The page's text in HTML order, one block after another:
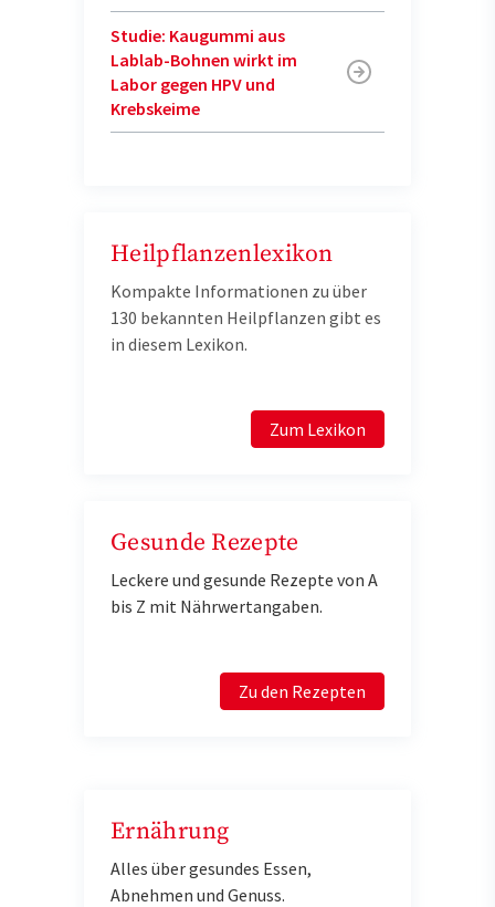
Studie: Kaugummi aus
Lablab-Bohnen wirkt im
Labor gegen HPV und
Krebskeime
Heilpflanzenlexikon
Kompakte Informationen zu über
130 bekannten Heilpflanzen gibt es
in diesem Lexikon.
Zum Lexikon
Gesunde Rezepte
Leckere und gesunde Rezepte von A
bis Z mit Nährwertangaben.
Zu den Rezepten
Ernährung
Alles über gesundes Essen,
Abnehmen und Genuss.